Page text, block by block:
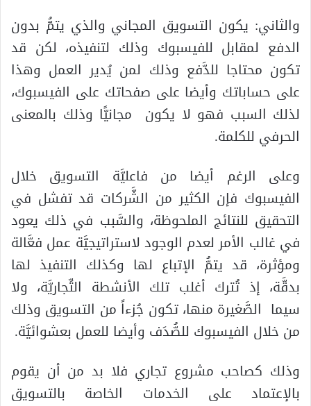
والثاني: يكون التسويق المجاني والذي يتمُّ بدون
الدفع لمقابل للفيسبوك وذلك لتنفيذه، لكن قد
تكون محتاجا للدَّفع وذلك لمن يُدير العمل وهذا
على حساباتك وأيضا على صفحاتك على الفيسبوك،
لذلك السبب فهو لا يكون مجانيًّا وذلك بالمعنى
الحرفي للكلمة.
وعلى الرغم أيضا من فاعليَّة التسويق خلال
الفيسبوك فإن الكثير من الشَّركات قد تفشل في
التحقيق للنتائج الملحوظة، والسَّبب في ذلك يعود
في غالب الأمر لعدم الوجود لاستراتيجيَّة عمل فعَّالة
ومؤثرة، قد يتمُّ الإتباع لها وكذلك التنفيذ لها
بدقَّة، إذ تُترك أغلب تلك الأنشطة التِّجاريَّة، ولا
سيما الصَّغيرة منها، تكون جُزءاً من التسويق وذلك
من خلال الفيسبوك للصُّدَف وأيضا للعمل بعشوائيَّة.
وذلك كصاحب مشروع تجاري فلا بد من أن يقوم
بالإعتماد على الخدمات الخاصة بالتسويق